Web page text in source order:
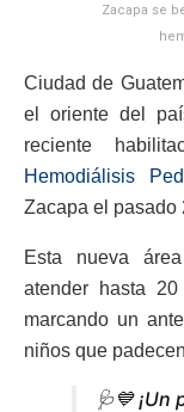
Zacapa se
Ciudad de
el oriente del
reciente
Hemodiálisis
Zacapa el pasado
Esta nueva
atender hasta
marcando un
niños que
🩺💙